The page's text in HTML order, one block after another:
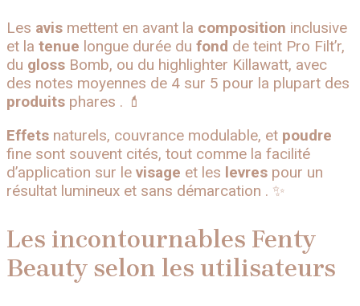
Les avis mettent en avant la composition inclusive
et la tenue longue durée du fond de teint Pro Filt’r,
du gloss Bomb, ou du highlighter Killawatt, avec
des notes moyennes de 4 sur 5 pour la plupart des
produits phares . 💄
Effets naturels, couvrance modulable, et poudre
fine sont souvent cités, tout comme la facilité
d’application sur le visage et les levres pour un
résultat lumineux et sans démarcation . ✨
Les incontournables Fenty
Beauty selon les utilisateurs